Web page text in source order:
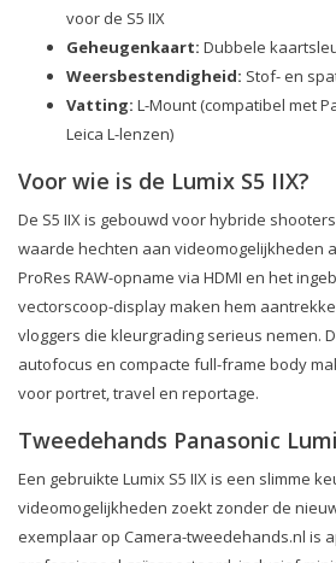
voor de S5 IIX
Geheugenkaart: Dubbele
Weersbestendigheid: Stof- en
Vatting: L-Mount (compatibel met
Leica L-lenzen)
Voor wie is de Lumix S5 IIX?
De S5 IIX is gebouwd voor hybride
waarde hechten aan videomogelijkheden
ProRes RAW-opname via HDMI en het
vectorscoop-display maken hem
vloggers die kleurgrading serieus nemen.
autofocus en compacte full-frame body
voor portret, travel en reportage.
Tweedehands Panasonic
Een gebruikte Lumix S5 IIX is een slimme
videomogelijkheden zoekt zonder de
exemplaar op Camera-tweedehands.nl is